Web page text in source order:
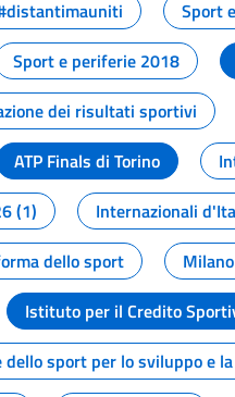
Sport
Sport e periferie 2018
dei risultati sportivi
ATP Finals di Torino
(1)
Internazionali
dello sport
Istituto per il Credito
sport per lo sviluppo e